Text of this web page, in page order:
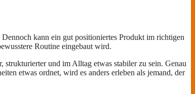
kann ein gut positioniertes Produkt im richtigen
Routine eingebaut wird.
strukturierter und im Alltag etwas stabiler zu sein. Genau
etwas ordnet, wird es anders erleben als jemand, der